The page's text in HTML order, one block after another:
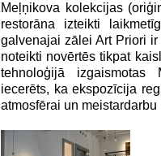
Meļņikova kolekcijas
restorāna izteikti
galvenajai zālei Art Priori
noteikti novērtēs tikpat
tehnoloģijā izgaismotas
iecerēts, ka ekspozīcija
atmosfērai un